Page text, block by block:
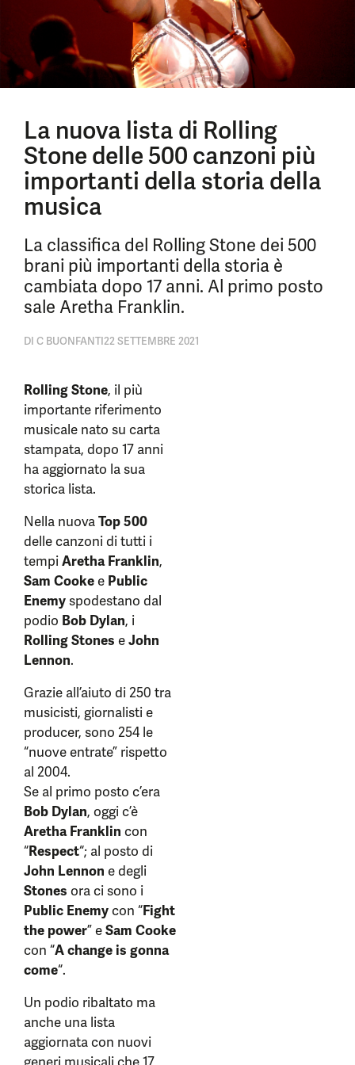
La nuova lista di Rolling
Stone delle 500 canzoni più
importanti della storia della
musica
La classifica del Rolling Stone dei 500
brani più importanti della storia è
cambiata dopo 17 anni. Al primo posto
sale Aretha Franklin.
DI C BUONFANTI22 SETTEMBRE 2021
Rolling Stone, il più
importante riferimento
musicale nato su carta
stampata, dopo 17 anni
ha aggiornato la sua
storica lista.
Nella nuovaTop 500
delle canzoni di tutti i
tempiAretha Franklin,
Sam Cookee Public
Enemyspodestano dal
podio Bob Dylan, i
Rolling Stones eJohn
Lennon.
Grazie all’aiuto di 250 tra
musicisti, giornalisti e
producer, sono 254 le
“nuove entrate” rispetto
al 2004.
Se al primo posto c’era
Bob Dylan, oggi c’è
Aretha Franklin con
“Respect“; al posto di
John Lennon e degli
Stones ora ci sono i
Public Enemycon “Fight
the power” eSam Cooke
con “A change is gonna
come“.
Un podio ribaltato ma
anche una lista
aggiornata con nuovi